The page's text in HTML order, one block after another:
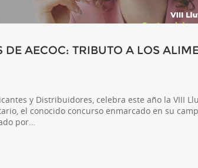
DE AECOC: TRIBUTO A LOS
y Distribuidores, celebra este año la VIII
el conocido concurso enmarcado en su
por…